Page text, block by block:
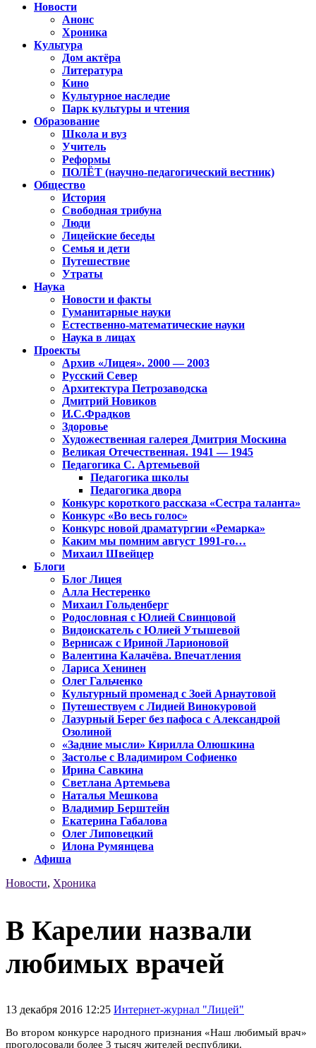
Новости
Анонс
Хроника
Культура
Дом актёра
Литература
Кино
Культурное наследие
Парк культуры и чтения
Образование
Школа и вуз
Учитель
Реформы
ПОЛЁТ (научно-педагогический вестник)
Общество
История
Свободная трибуна
Люди
Лицейские беседы
Семья и дети
Путешествие
Утраты
Наука
Новости и факты
Гуманитарные науки
Естественно-математические науки
Наука в лицах
Проекты
Архив «Лицея». 2000 — 2003
Русский Север
Архитектура Петрозаводска
Дмитрий Новиков
И.С.Фрадков
Здоровье
Художественная галерея Дмитрия Москина
Великая Отечественная. 1941 — 1945
Педагогика С. Артемьевой
Педагогика школы
Педагогика двора
Конкурс короткого рассказа «Сестра таланта»
Конкурс «Во весь голос»
Конкурс новой драматургии «Ремарка»
Каким мы помним август 1991-го…
Михаил Швейцер
Блоги
Блог Лицея
Алла Нестеренко
Михаил Гольденберг
Родословная с Юлией Свинцовой
Видоискатель с Юлией Утышевой
Вернисаж с Ириной Ларионовой
Валентина Калачёва. Впечатления
Лариса Хенинен
Олег Гальченко
Культурный променад с Зоей Арнаутовой
Путешествуем с Лидией Винокуровой
Лазурный Берег без пафоса с Александрой
Озолиной
«Задние мысли» Кирилла Олюшкина
Застолье с Владимиром Софиенко
Ирина Савкина
Светлана Артемьева
Наталья Мешкова
Владимир Берштейн
Екатерина Габалова
Олег Липовецкий
Илона Румянцева
Афиша
Новости, Хроника
В Карелии назвали
любимых врачей
13 декабря 2016 12:25 Интернет-журнал "Лицей"
Во втором конкурсе народного признания «Наш любимый врач»
проголосовали более 3 тысяч жителей республики.